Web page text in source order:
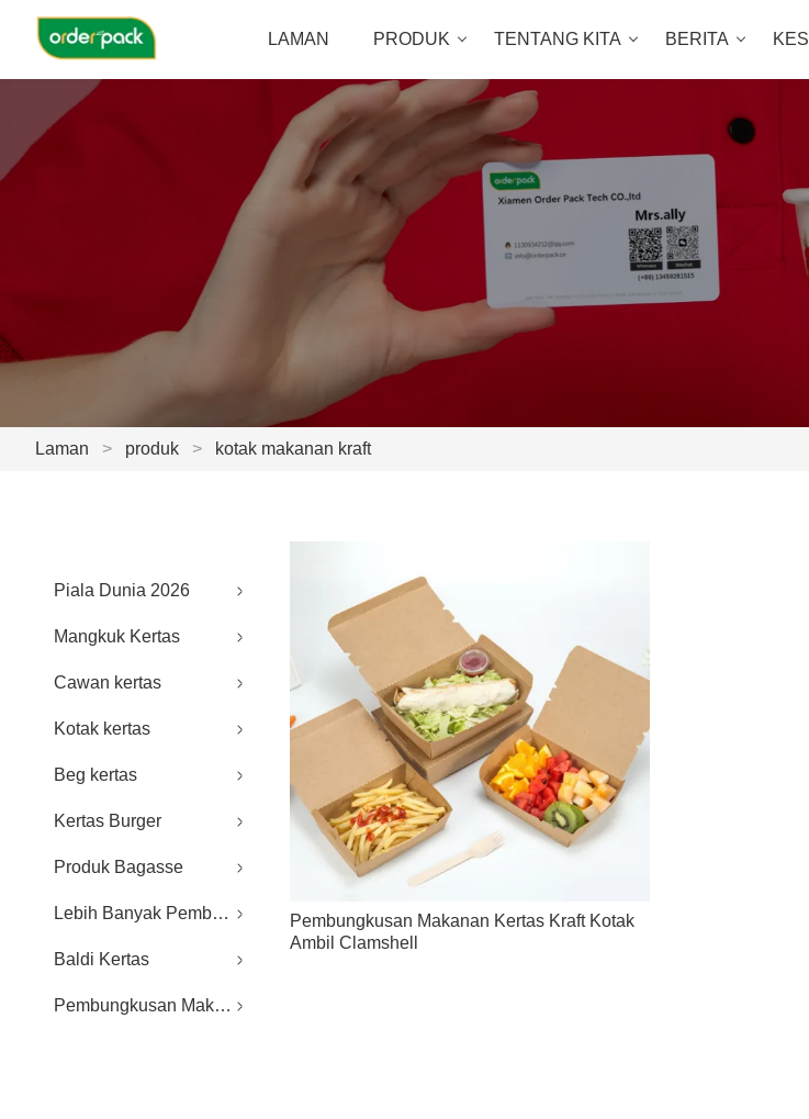
LAMAN PRODUK TENTANG KITA BERITA KES
Laman > produk > kotak makanan kraft
Piala Dunia 2026
Mangkuk Kertas
Cawan kertas
Kotak kertas
Beg kertas
Kertas Burger
Produk Bagasse
Lebih Banyak Pembungkusan Makanan
Baldi Kertas
Pembungkusan Makanan Plastik
Pembungkusan Makanan Kertas Kraft Kotak
Ambil Clamshell